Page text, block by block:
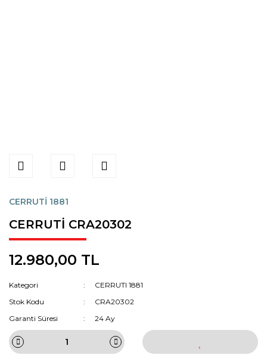
CERRUTİ 1881
CERRUTİ CRA20302
12.980,00 TL
Kategori
CERRUTI 1881
Stok Kodu
CRA20302
Garanti Süresi
24 Ay